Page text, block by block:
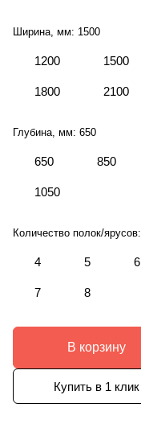
Ширина, мм: 1500
1200 1500
1800 2100
Глубина, мм: 650
650 850
1050
Количество полок/ярусов:
4 5 6
7 8
В корзину
Купить в 1 клик